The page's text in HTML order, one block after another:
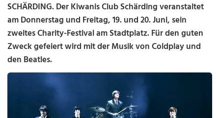
SCHÄRDING. Der Kiwanis Club Schärding veranstaltet
am Donnerstag und Freitag, 19. und 20. Juni, sein
zweites Charity-Festival am Stadtplatz. Für den guten
Zweck gefeiert wird mit der Musik von Coldplay und
den Beatles.